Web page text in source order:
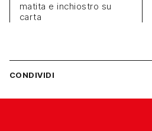
matita e inchiostro su
carta
CONDIVIDI